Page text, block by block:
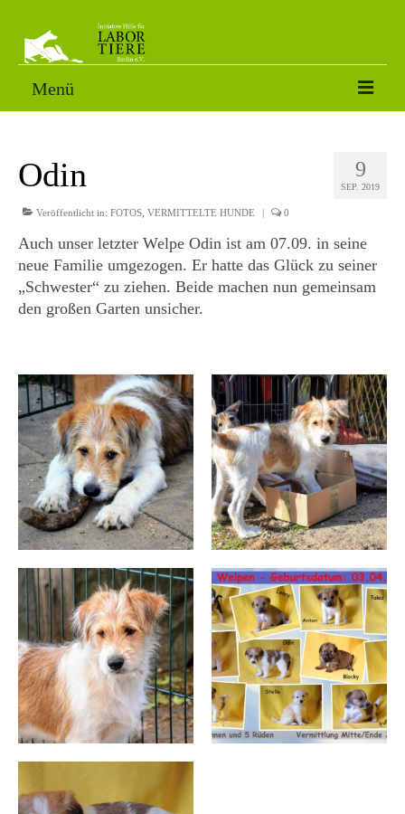
Menü
SORGENFÄLLE
PATENSCHAFT
AKTUELLES
FOTOS
HELFEN
KONTAKT
9
SEP. 2019
Odin
Veröffentlicht in: FOTOS VERMITTELTE HUNDE | 0
Auch unser letzter Welpe Odin ist am 07.09. in seine
neue Familie umgezogen. Er hatte das Glück zu seiner
„Schwester“ zu ziehen. Beide machen nun gemeinsam
den großen Garten unsicher.